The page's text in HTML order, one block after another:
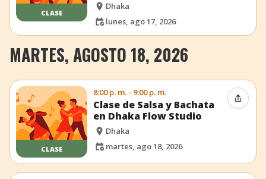
CLASE
Dhaka
lunes, ago 17, 2026
MARTES, AGOSTO 18, 2026
CLASE
8:00 p. m. - 9:00 p. m.
Clase de Salsa y Bachata
en Dhaka Flow Studio
Dhaka
martes, ago 18, 2026